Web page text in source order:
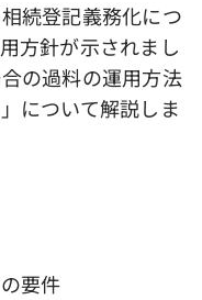
続登記義務化につ
方針が示されまし
の過料の運用方法
について解説しま
要件